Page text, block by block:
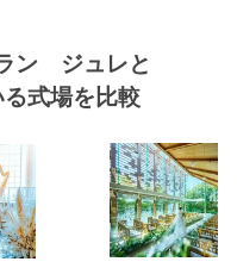
ン ジュレと
式場を比較